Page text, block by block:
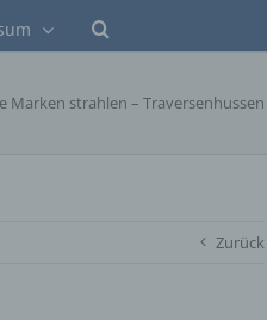
Marken strahlen – Traversenhussen
Zurück